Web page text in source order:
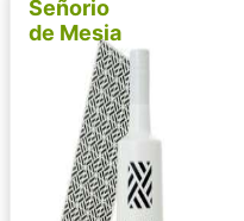
Señorio
de Mesia